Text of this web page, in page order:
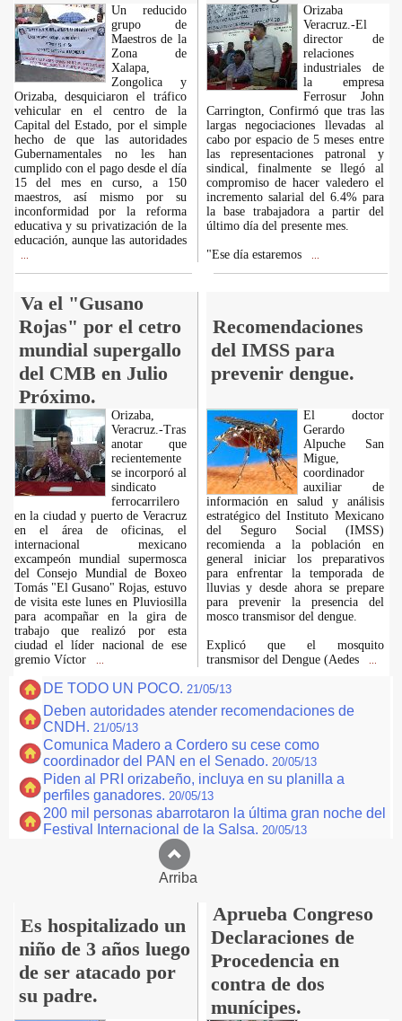
Un reducido
grupo de
Maestros de la
Zona de
Xalapa,
Zongolica y
Orizaba, desquiciaron el tráfico
vehicular en el centro de la
Capital del Estado, por el simple
hecho de que las autoridades
Gubernamentales no les han
cumplido con el pago desde el día
15 del mes en curso, a 150
maestros, así mismo por su
inconformidad por la reforma
educativa y su privatización de la
educación, aunque las autoridades
Orizaba
Veracruz.-El
director de
relaciones
industriales de
la empresa
Ferrosur John
Carrington, Confirmó que tras las
largas negociaciones llevadas al
cabo por espacio de 5 meses entre
las representaciones patronal y
sindical, finalmente se llegó al
compromiso de hacer valedero el
incremento salarial del 6.4% para
la base trabajadora a partir del
último día del presente mes.
"Ese día estaremos
Va el "Gusano
Rojas" por el cetro
mundial supergallo
del CMB en Julio
Próximo.
Recomendaciones
del IMSS para
prevenir dengue.
Orizaba,
Veracruz.-Tras
anotar que
recientemente
se incorporó al
sindicato
ferrocarrilero
en la ciudad y puerto de Veracruz
en el área de oficinas, el
internacional mexicano
excampeón mundial supermosca
del Consejo Mundial de Boxeo
Tomás "El Gusano" Rojas, estuvo
de visita este lunes en Pluviosilla
para acompañar en la gira de
trabajo que realizó por esta
ciudad el líder nacional de ese
gremio Víctor
El doctor
Gerardo
Alpuche San
Migue,
coordinador
auxiliar de
información en salud y análisis
estratégico del Instituto Mexicano
del Seguro Social (IMSS)
recomienda a la población en
general iniciar los preparativos
para enfrentar la temporada de
lluvias y desde ahora se prepare
para prevenir la presencia del
mosco transmisor del dengue.
Explicó que el mosquito
transmisor del Dengue (Aedes
DE TODO UN POCO. 21/05/13
Deben autoridades atender recomendaciones de
CNDH. 21/05/13
Comunica Madero a Cordero su cese como
coordinador del PAN en el Senado. 20/05/13
Piden al PRI orizabeño, incluya en su planilla a
perfiles ganadores. 20/05/13
200 mil personas abarrotaron la última gran noche del
Festival Internacional de la Salsa. 20/05/13
Arriba
Es hospitalizado un
niño de 3 años luego
de ser atacado por
su padre.
Aprueba Congreso
Declaraciones de
Procedencia en
contra de dos
munícipes.